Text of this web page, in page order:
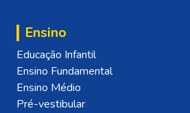
Ensino
Educação Infantil
Ensino Fundamental
Ensino Médio
Pré-vestibular